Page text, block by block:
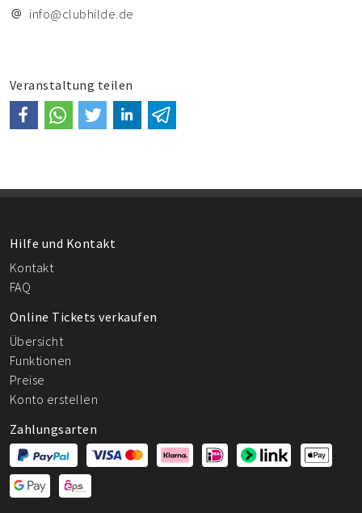
info@clubhilde.de
Veranstaltung teilen
Hilfe und Kontakt
Kontakt
FAQ
Online Tickets verkaufen
Übersicht
Funktionen
Preise
Konto erstellen
Zahlungsarten